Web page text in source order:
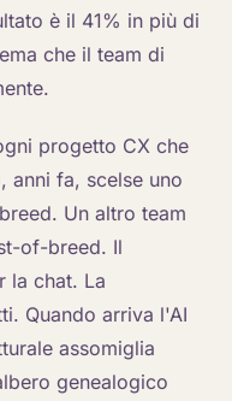
è il 41% in più di
che il team di
progetto CX che
anni fa, scelse uno
Un altro team
of-breed. Il
la chat. La
Quando arriva l'AI
assomiglia
genealogico